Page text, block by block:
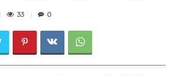
33 0